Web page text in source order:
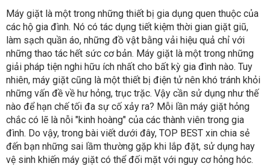
Máy giặt là một trong những thiết bị gia dụng quen thuộc của
các hộ gia đình. Nó có tác dụng tiết kiệm thời gian giặt giũ,
làm sạch quần áo, những đồ vật bằng vải hiệu quả chỉ với
những thao tác hết sức cơ bản. Máy giặt là một trong những
giải pháp tiện nghi hữu ích nhất cho bất kỳ gia đình nào. Tuy
nhiên, máy giặt cũng là một thiết bị điện tử nên khó tránh khỏi
những vấn đề về hư hỏng, trục trặc. Vậy cần sử dụng như thế
nào để hạn chế tối đa sự cố xảy ra? Mỗi lần máy giặt hỏng
chắc có lẽ là nỗi "kinh hoàng" của các thành viên trong gia
đình. Do vậy, trong bài viết dưới đây, TOP BEST xin chia sẻ
đến bạn những sai lầm thường gặp khi lắp đặt, sử dụng hay
vệ sinh khiến máy giặt có thể đối mặt với nguy cơ hỏng hóc.